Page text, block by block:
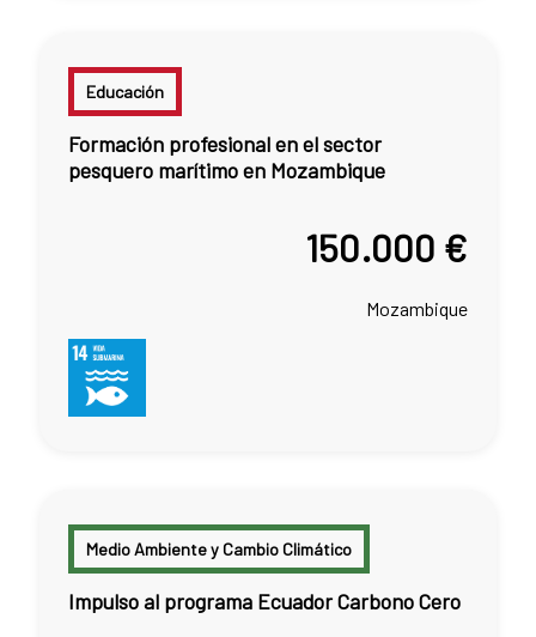
Educación
Formación profesional en el sector
pesquero marítimo en Mozambique
150.000 €
Mozambique
Medio Ambiente y Cambio Climático
Impulso al programa Ecuador Carbono Cero